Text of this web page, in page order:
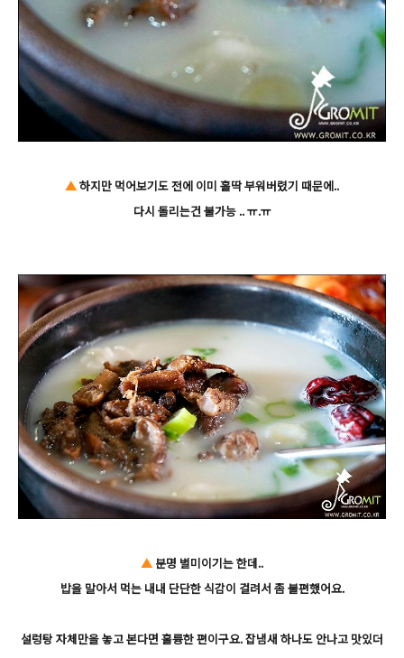
▲하지만 먹어보기도 전에 이미 홀딱 부워버렸기 때문에..
다시 돌리는건 불가능 .. ㅠ.ㅠ
▲ 분명 별미이기는 한데..
밥을 말아서 먹는 내내 단단한 식감이 걸려서 좀 불편했어요.
설렁탕 자체만을 놓고 본다면 훌륭한 편이구요. 잡냄새 하나도 안나고 맛있더